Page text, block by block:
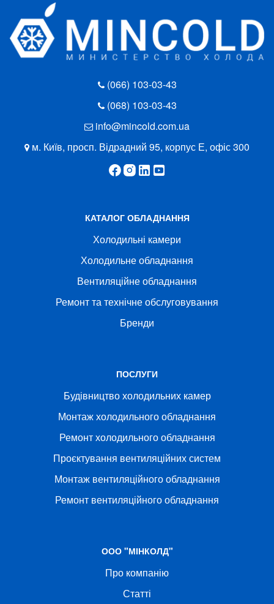
(066) 103-03-43
(068) 103-03-43
info@mincold.com.ua
м. Київ, просп. Відрадний 95, корпус Е, офіс 300
КАТАЛОГ ОБЛАДНАННЯ
Холодильні камери
Холодильне обладнання
Вентиляційне обладнання
Ремонт та технічне обслуговування
Бренди
ПОСЛУГИ
Будівництво холодильних камер
Монтаж холодильного обладнання
Ремонт холодильного обладнання
Проєктування вентиляційних систем
Монтаж вентиляційного обладнання
Ремонт вентиляційного обладнання
ООО "МІНКОЛД"
Про компанію
Статті